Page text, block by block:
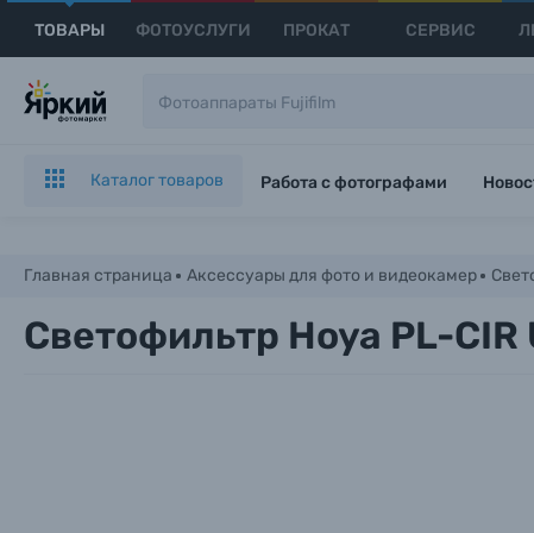
ТОВАРЫ ФОТОУСЛУГИ ПРОКАТ СЕРВИС
Каталог товаров Работа с фотографами
Главная страница Аксессуары для фото и видеокамер
Светофильтр Hoya PL-CIR